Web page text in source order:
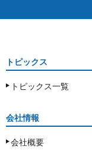
トピックス
トピックス一覧
会社情報
会社概要